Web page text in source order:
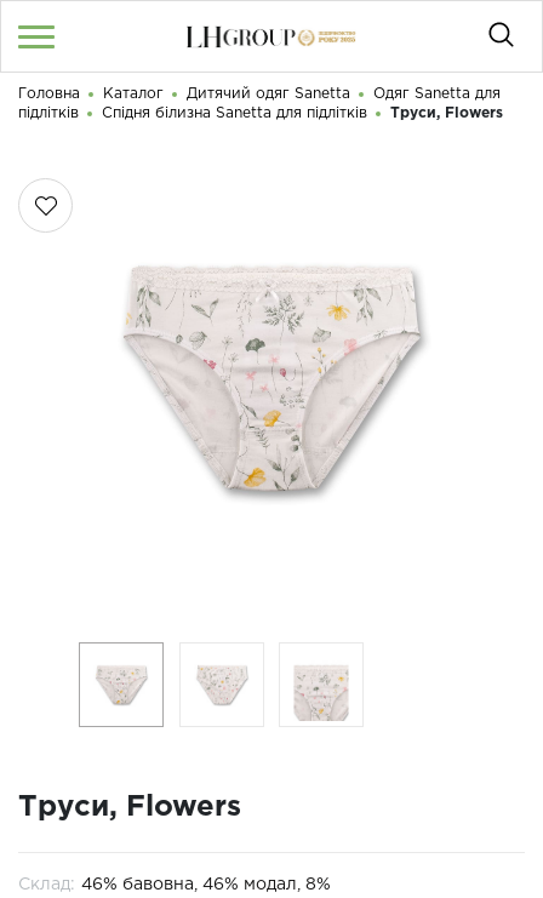
UA|RU
КАТАЛОГ
050 187 33 33
Графік роботи з 9:00 до 21:00
Доброго дня! Що Ви шукаєте?
Головна Каталог Дитячий одяг Sanetta
Одяг Sanetta для
підлітків
Спідня білизна Sanetta для підлітків Труси, Flowers
Труси, Flowers
Склад: 46% бавовна, 46% модал, 8%